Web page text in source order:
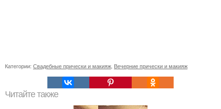
Категории: Свадебные прически и макияж Вечерние прически и макияж
Читайте также